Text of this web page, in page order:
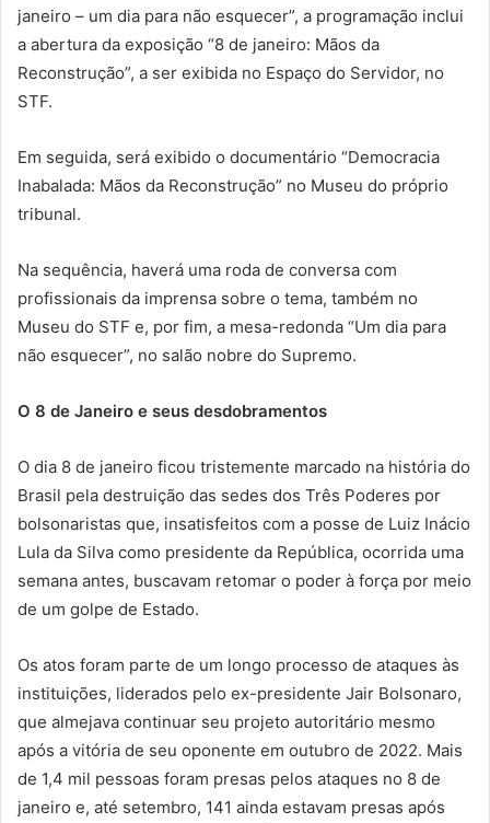
janeiro – um dia para não esquecer”, a programação inclui
a abertura da exposição “8 de janeiro: Mãos da
Reconstrução”, a ser exibida no Espaço do Servidor, no
STF.
Em seguida, será exibido o documentário “Democracia
Inabalada: Mãos da Reconstrução” no Museu do próprio
tribunal.
Na sequência, haverá uma roda de conversa com
profissionais da imprensa sobre o tema, também no
Museu do STF e, por fim, a mesa-redonda “Um dia para
não esquecer”, no salão nobre do Supremo.
O 8 de Janeiro e seus desdobramentos
O dia 8 de janeiro ficou tristemente marcado na história do
Brasil pela destruição das sedes dos Três Poderes por
bolsonaristas que, insatisfeitos com a posse de Luiz Inácio
Lula da Silva como presidente da República, ocorrida uma
semana antes, buscavam retomar o poder à força por meio
de um golpe de Estado.
Os atos foram parte de um longo processo de ataques às
instituições, liderados pelo ex-presidente Jair Bolsonaro,
que almejava continuar seu projeto autoritário mesmo
após a vitória de seu oponente em outubro de 2022. Mais
de 1,4 mil pessoas foram presas pelos ataques no 8 de
janeiro e, até setembro, 141 ainda estavam presas após